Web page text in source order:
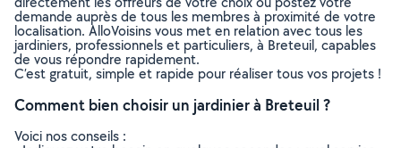
demande auprès de tous les membres à proximité de votre
localisation. AlloVoisins vous met en relation avec tous les
jardiniers, professionnels et particuliers, à Breteuil, capables
de vous répondre rapidement.
C’est gratuit, simple et rapide pour réaliser tous vos projets !
Comment bien choisir un jardinier à Breteuil ?
Voici nos conseils :